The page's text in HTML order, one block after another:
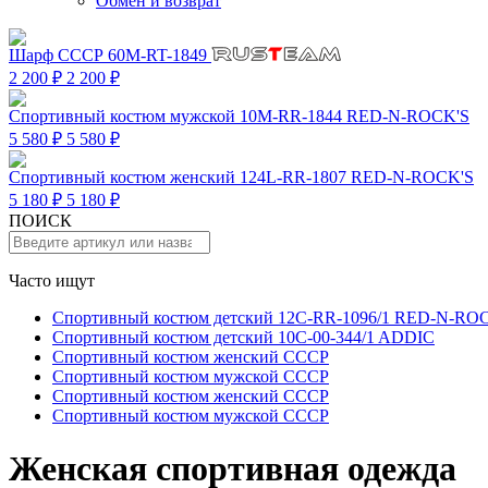
Шарф СССР 60M-RT-1849
2 200 ₽ 2 200 ₽
Спортивный костюм мужской 10M-RR-1844 RED-N-ROCK'S
5 580 ₽ 5 580 ₽
Спортивный костюм женский 124L-RR-1807 RED-N-ROCK'S
5 180 ₽ 5 180 ₽
ПОИСК
Часто ищут
Спортивный костюм детский 12C-RR-1096/1 RED-N-
Спортивный костюм детский 10C-00-344/1 ADDIC
Спортивный костюм женский СССР
Спортивный костюм мужской СССР
Спортивный костюм женский СССР
Спортивный костюм мужской СССР
Женская спортивная одежда